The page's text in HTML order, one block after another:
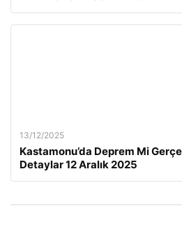
13/12/2025
Kastamonu’da Deprem Mi
Detaylar 12 Aralık 2025